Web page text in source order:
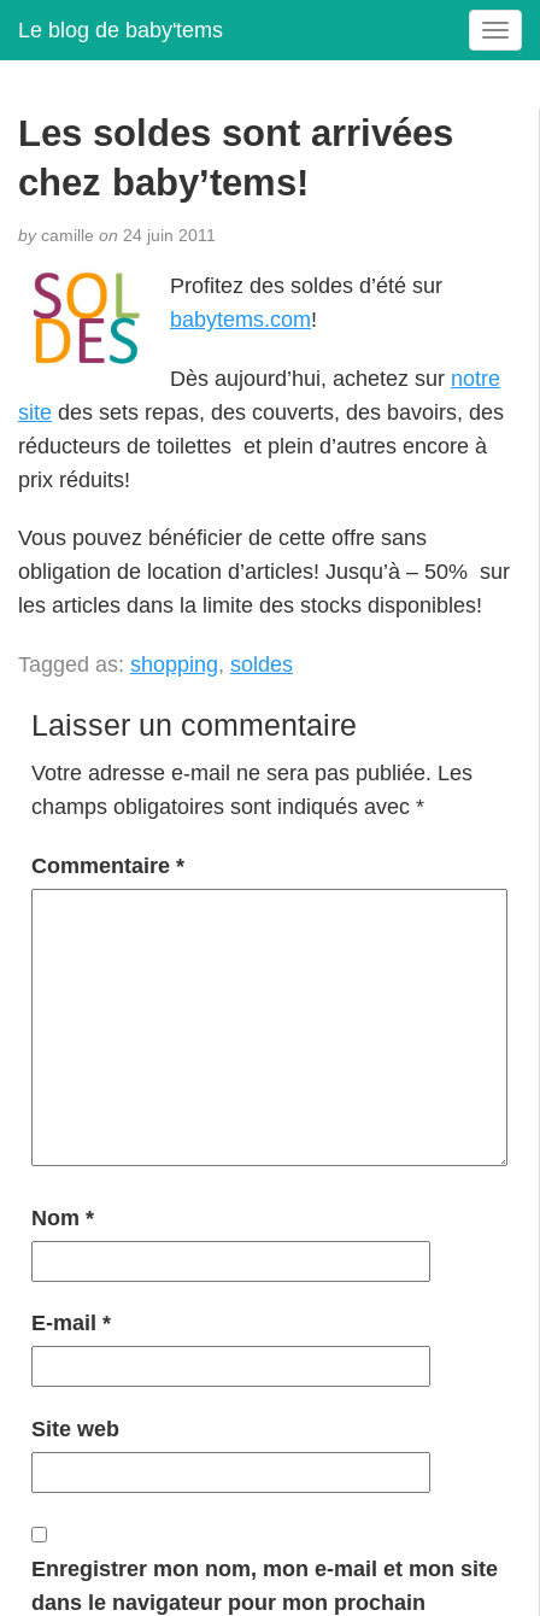
Le blog de baby'tems
T
o
i
o
Les soldes sont arrivées
chez baby’tems!
bycamille on 24 juin 2011
Profitez des soldes d’été sur
babytems.com!
Dès aujourd’hui, achetez sur notre
site des sets repas, des couverts, des bavoirs, des
réducteurs de toilettes et plein d’autres encore à
prix réduits!
Vous pouvez bénéficier de cette offre sans
obligation de location d’articles! Jusqu’à – 50% sur
les articles dans la limite des stocks disponibles!
Tagged as: shopping, soldes
Laisser un commentaire
Votre adresse e-mail ne sera pas publiée. Les
champs obligatoires sont indiqués avec *
Commentaire *
Nom *
E-mail *
Site web
Enregistrer mon nom, mon e-mail et mon site
dans le navigateur pour mon prochain